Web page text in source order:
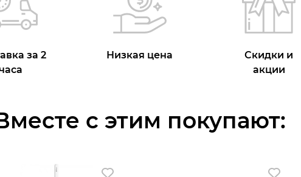
за 2
Низкая цена
Скидки и
акции
с этим покупают: